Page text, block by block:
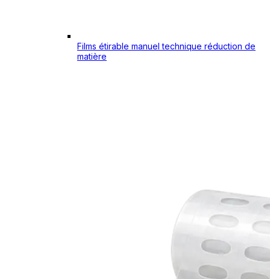
Films étirable manuel technique réduction de
matière